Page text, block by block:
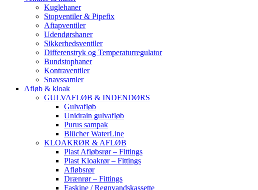
Kuglehaner
Stopventiler & Pipefix
Aftapventiler
Udendørshaner
Sikkerhedsventiler
Differenstryk og Temperaturregulator
Bundstophaner
Kontraventiler
Snavssamler
Afløb & kloak
GULVAFLØB & INDENDØRS
Gulvafløb
Unidrain gulvafløb
Purus sampak
Blücher WaterLine
KLOAKRØR & AFLØB
Plast Afløbsrør – Fittings
Plast Kloakrør – Fittings
Afløbsrør
Drænrør – Fittings
Faskine / Regnvandskassette